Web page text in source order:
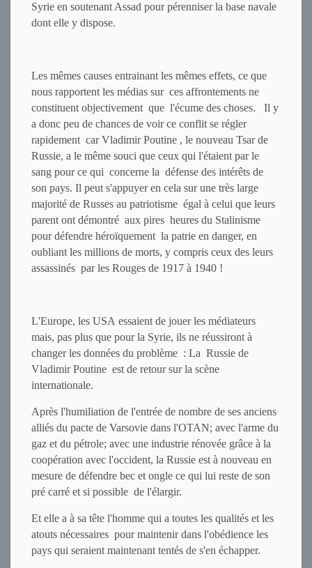
Syrie en soutenant Assad pour pérenniser la base navale
dont elle y dispose.
Les mêmes causes entrainant les mêmes effets, ce que
nous rapportent les médias sur ces affrontements ne
constituent objectivement que l'écume des choses. Il y
a donc peu de chances de voir ce conflit se régler
rapidement car Vladimir Poutine , le nouveau Tsar de
Russie, a le même souci que ceux qui l'étaient par le
sang pour ce qui concerne la défense des intérêts de
son pays. Il peut s'appuyer en cela sur une très large
majorité de Russes au patriotisme égal à celui que leurs
parent ont démontré aux pires heures du Stalinisme
pour défendre héroïquement la patrie en danger, en
oubliant les millions de morts, y compris ceux des leurs
assassinés par les Rouges de 1917 à 1940 !
L'Europe, les USA essaient de jouer les médiateurs
mais, pas plus que pour la Syrie, ils ne réussiront à
changer les données du problème : La Russie de
Vladimir Poutine est de retour sur la scène
internationale.
Après l'humiliation de l'entrée de nombre de ses anciens
alliés du pacte de Varsovie dans l'OTAN; avec l'arme du
gaz et du pétrole; avec une industrie rénovée grâce à la
coopération avec l'occident, la Russie est à nouveau en
mesure de défendre bec et ongle ce qui lui reste de son
pré carré et si possible de l'élargir.
Et elle a à sa tête l'homme qui a toutes les qualités et les
atouts nécessaires pour maintenir dans l'obédience les
pays qui seraient maintenant tentés de s'en échapper.